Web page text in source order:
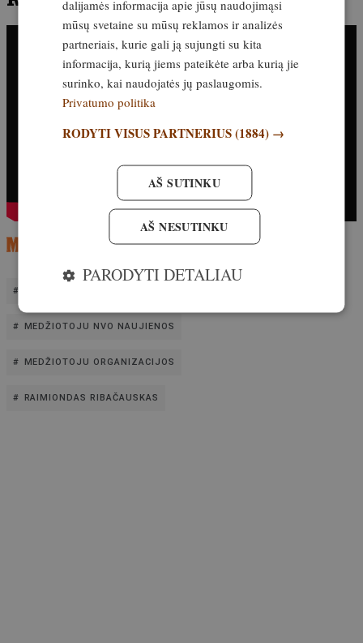
MEDŽIOTOJU NVO NAUJIENOS
MEDŽIOTOJU ORGANIZACIJOS
RAIMIONDAS RIBAČAUSKAS
dalijamės informacija apie jūsų naudojimąsi
mūsų svetaine su mūsų reklamos ir analizės
partneriais, kurie gali ją sujungti su kita
informacija, kurią jiems pateikėte arba kurią jie
surinko, kai naudojatės jų paslaugomis.
Privatumo politika
RODYTI VISUS PARTNERIUS(1884) →
AŠ SUTINKU
AŠ NESUTINKU
PARODYTI DETALIAU